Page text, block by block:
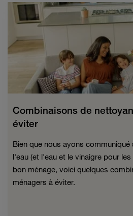
Combinaisons de
éviter
Bien que nous ayons
l'eau (et l'eau et le vinaigre pour
bon ménage, voici quelques
ménagers à éviter.